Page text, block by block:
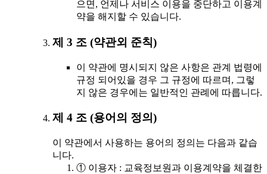
으면, 언제나 서비스 이용을 중단하고 이용계
약을 해지할 수 있습니다.
제 3 조 (약관외 준칙)
이 약관에 명시되지 않은 사항은 관계 법령에
규정 되어있을 경우 그 규정에 따르며, 그렇
지 않은 경우에는 일반적인 관례에 따릅니다.
제 4 조 (용어의 정의)
이 약관에서 사용하는 용어의 정의는 다음과 같습
니다.
① 이용자 : 교육정보원과 이용계약을 체결한